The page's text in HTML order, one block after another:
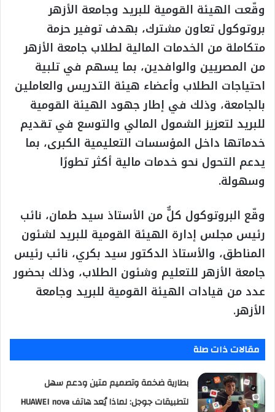
وقّعت الهيئة القومية للبريد وجامعة الأزهر
بروتوكول تعاون مشترك، بهدف توفير حزمة
متكاملة من الخدمات المالية لطلاب جامعة الأزهر
من المصريين والوافدين، بما يسهم في تلبية
احتياجات الطلاب وأعضاء هيئة التدريس والعاملين
بالجامعة، وذلك في إطار جهود الهيئة القومية
للبريد لتعزيز الشمول المالي والتوسع في تقديم
خدماتها داخل المؤسسات التعليمية الكبرى، بما
يدعم التحول نحو خدمات مالية أكثر تطورًا
وسهولة.
وقّع البروتوكول كلٌّ من الأستاذ سيد طمان، نائب
رئيس مجلس إدارة الهيئة القومية للبريد لشئون
المناطق، والأستاذ الدكتور سيد بكري، نائب رئيس
جامعة الأزهر للتعليم وشئون الطلاب، وذلك بحضور
عدد من قيادات الهيئة القومية للبريد وجامعة
الأزهر.
مقالات ذات صلة
بطارية ضخمة وتصميم متين ودعم سهل
لتطبيقات جوجل: لماذا يُعد هاتف HUAWEI nova